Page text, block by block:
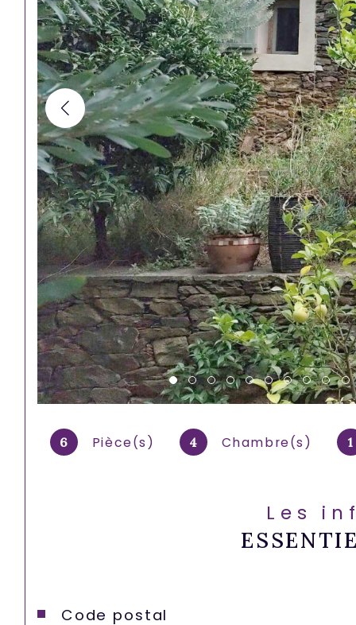
6 Pièce(s) 4 Chambre(s) 1
Les
Caractéristiques Valeurs
Code postal